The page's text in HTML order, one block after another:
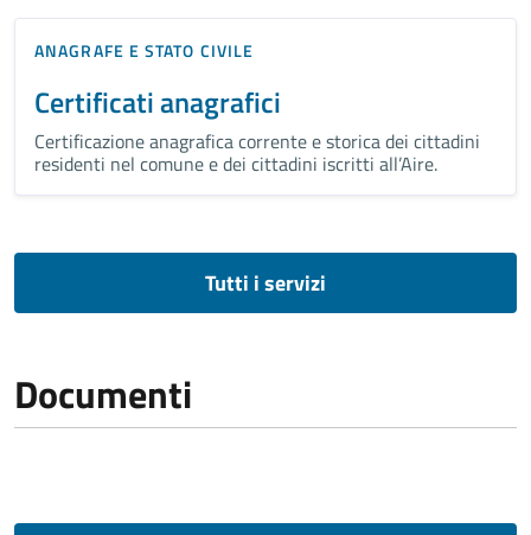
ANAGRAFE E STATO CIVILE
Certificati anagrafici
Certificazione anagrafica corrente e storica dei cittadini
residenti nel comune e dei cittadini iscritti all’Aire.
Tutti i servizi
Documenti